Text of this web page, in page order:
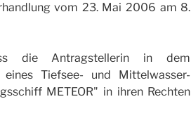
vom 23. Mai 2006 am 8.
die Antragstellerin in dem
Tiefsee- und Mittelwasser-
METEOR" in ihren Rechten